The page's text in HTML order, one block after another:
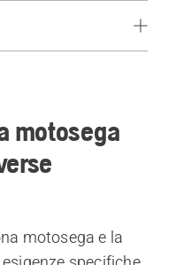
motosega
motosega e la